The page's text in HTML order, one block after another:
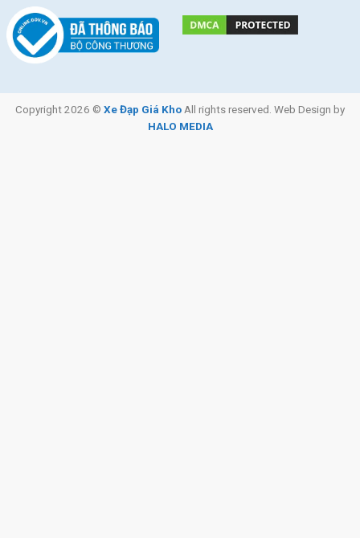
Copyright 2026 © Xe Đạp Giá KhoAll rights reserved. Web Design by
HALO MEDIA